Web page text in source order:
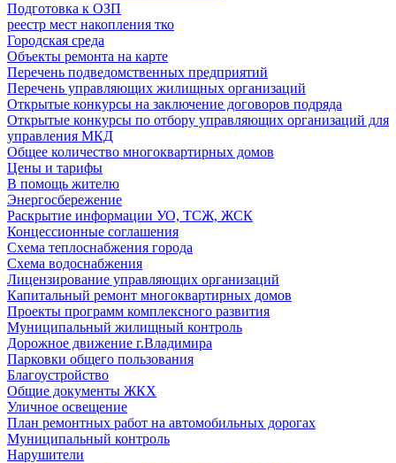
Подготовка к ОЗП
реестр мест накопления тко
Городская среда
Объекты ремонта на карте
Перечень подведомственных предприятий
Перечень управляющих жилищных организаций
Открытые конкурсы на заключение договоров подряда
Открытые конкурсы по отбору управляющих организаций для
управления МКД
Общее количество многоквартирных домов
Цены и тарифы
В помощь жителю
Энергосбережение
Раскрытие информации УО, ТСЖ, ЖСК
Концессионные соглашения
Схема теплоснабжения города
Схема водоснабжения
Лицензирование управляющих организаций
Капитальный ремонт многоквартирных домов
Проекты программ комплексного развития
Муниципальный жилищный контроль
Дорожное движение г.Владимира
Парковки общего пользования
Благоустройство
Общие документы ЖКХ
Уличное освещение
План ремонтных работ на автомобильных дорогах
Муниципальный контроль
Нарушители